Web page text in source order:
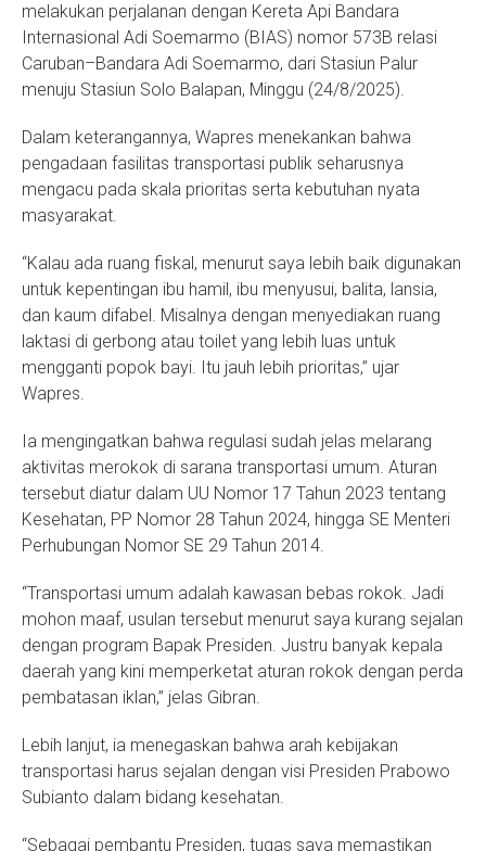
melakukan perjalanan dengan Kereta Api Bandara
Internasional Adi Soemarmo (BIAS) nomor 573B relasi
Caruban–Bandara Adi Soemarmo, dari Stasiun Palur
menuju Stasiun Solo Balapan, Minggu (24/8/2025).
Dalam keterangannya, Wapres menekankan bahwa
pengadaan fasilitas transportasi publik seharusnya
mengacu pada skala prioritas serta kebutuhan nyata
masyarakat.
“Kalau ada ruang fiskal, menurut saya lebih baik digunakan
untuk kepentingan ibu hamil, ibu menyusui, balita, lansia,
dan kaum difabel. Misalnya dengan menyediakan ruang
laktasi di gerbong atau toilet yang lebih luas untuk
mengganti popok bayi. Itu jauh lebih prioritas,” ujar
Wapres.
Ia mengingatkan bahwa regulasi sudah jelas melarang
aktivitas merokok di sarana transportasi umum. Aturan
tersebut diatur dalam UU Nomor 17 Tahun 2023 tentang
Kesehatan, PP Nomor 28 Tahun 2024, hingga SE Menteri
Perhubungan Nomor SE 29 Tahun 2014.
“Transportasi umum adalah kawasan bebas rokok. Jadi
mohon maaf, usulan tersebut menurut saya kurang sejalan
dengan program Bapak Presiden. Justru banyak kepala
daerah yang kini memperketat aturan rokok dengan perda
pembatasan iklan,” jelas Gibran.
Lebih lanjut, ia menegaskan bahwa arah kebijakan
transportasi harus sejalan dengan visi Presiden Prabowo
Subianto dalam bidang kesehatan.
“Sebagai pembantu Presiden, tugas saya memastikan